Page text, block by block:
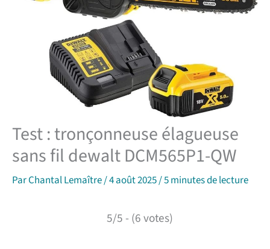
Test : tronçonneuse élagueuse
sans fil dewalt DCM565P1-QW
ParChantal Lemaître/4 août 2025/5 minutes de lecture
5/5 - (6 votes)